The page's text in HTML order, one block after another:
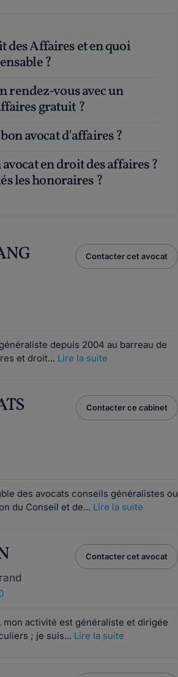
?
gratuit ?
avocat d'affaires ?
les honoraires ?
Contacter cet avocat
depuis 2004 au barreau de
et droit... Lire la suite
Contacter ce cabinet
des avocats conseils généralistes ou
du Conseil et de... Lire la suite
Contacter cet avocat
mon activité est généraliste et dirigée
; je suis... Lire la suite